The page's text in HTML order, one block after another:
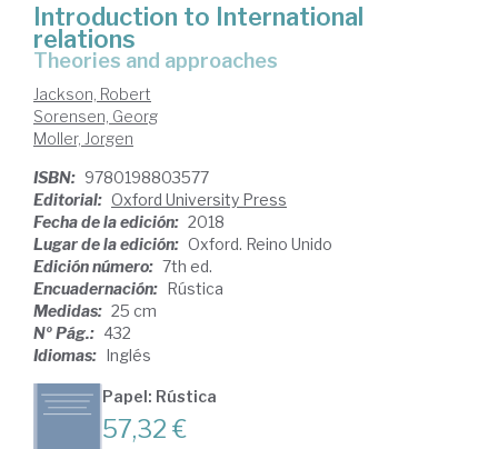
Introduction to International
relations
theories and approaches
Jackson, Robert
Sorensen, Georg
Moller, Jorgen
ISBN: 9780198803577
Editorial: Oxford University Press
Fecha de la edición: 2018
Lugar de la edición: Oxford. Reino Unido
Edición número: 7th ed.
Encuadernación: Rústica
Medidas: 25 cm
Nº Pág.: 432
Idiomas: Inglés
Papel: Rústica
57,32 €